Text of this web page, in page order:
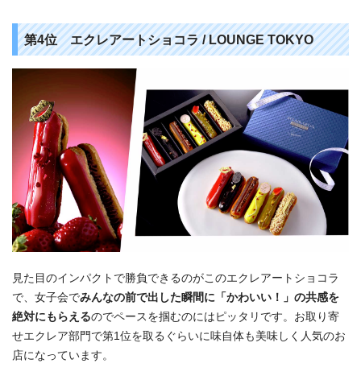
第4位 エクレアートショコラ / LOUNGE TOKYO
見た目のインパクトで勝負できるのがこのエクレアートショコラ
で、女子会でみんなの前で出した瞬間に「かわいい！」の共感を
絶対にもらえるのでペースを掴むのにはピッタリです。お取り寄
せエクレア部門で第1位を取るぐらいに味自体も美味しく人気のお
店になっています。